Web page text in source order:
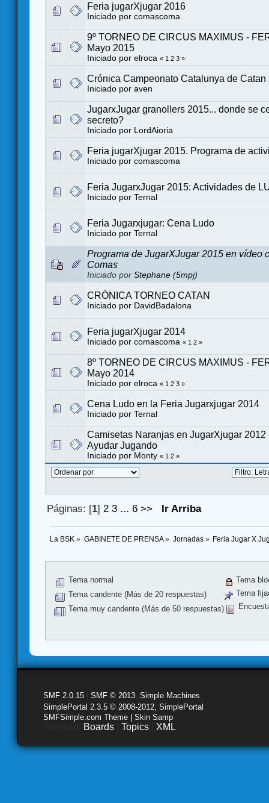
Feria jugarXjugar 2016
Iniciado por comascoma
9º TORNEO DE CIRCUS MAXIMUS -
Mayo 2015
Iniciado por elroca « 1 2 3 »
Crónica Campeonato Catalunya de Catan
Iniciado por aven
JugarxJugar granollers 2015... donde se
secreto?
Iniciado por LordAioria
Feria jugarXjugar 2015. Programa de
Iniciado por comascoma
Feria JugarxJugar 2015: Actividades de
Iniciado por Ternal
Feria Jugarxjugar: Cena Ludo
Iniciado por Ternal
Programa de JugarXJugar 2015 en vídeo
Comas
Iniciado por Stephane (5mpj)
CRÓNICA TORNEO CATAN
Iniciado por DavidBadalona
Feria jugarXjugar 2014
Iniciado por comascoma « 1 2 »
8º TORNEO DE CIRCUS MAXIMUS -
Mayo 2014
Iniciado por elroca « 1 2 3 »
Cena Ludo en la Feria Jugarxjugar 2014
Iniciado por Ternal
Camisetas Naranjas en JugarXjugar 2012
Ayudar Jugando
Iniciado por Monty « 1 2 »
Páginas: [1] 2 3 ...6 >> Ir Arriba
La BSK » GABINETE DE PRENSA» Jornadas» Feria Jugar X
Tema normal
Tema candente (Más de 20 respuestas)
Tema muy candente (Más de 50 respuestas)
Tema
Tema
SMF 2.0.15 SMF © 2013 Simple Machines
SimplePortal 2.3.5 © 2008-2012, SimplePortal
SMFSimple.com Theme | Skin Samp
Boards Topics XML